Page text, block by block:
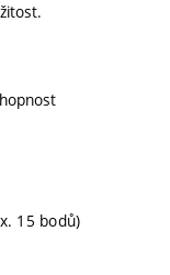
15 bodů)